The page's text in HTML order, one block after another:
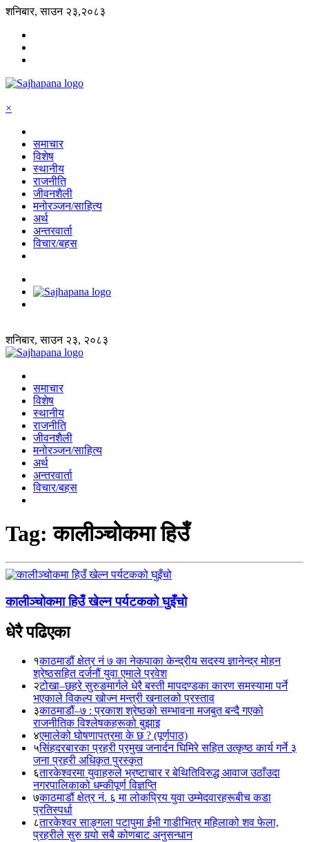
शनिबार, साउन २३,२०८३
×
समाचार
विशेष
स्थानीय
राजनीति
जीवनशैली
मनोरञ्जन/साहित्य
अर्थ
अन्तरवार्ता
विचार/बहस
शनिबार, साउन २३, २०८३
समाचार
विशेष
स्थानीय
राजनीति
जीवनशैली
मनोरञ्जन/साहित्य
अर्थ
अन्तरवार्ता
विचार/बहस
Tag:कालीञ्चोकमा हिउँ
कालीञ्चोकमा हिउँ खेल्न पर्यटकको घुइँचो
धेरै पढिएका
१काठमाडौं क्षेत्र नं ७ का नेकपाका केन्द्रीय सदस्य ज्ञानेन्द्र मोहन
श्रेष्ठसहित दर्जनौं युवा एमाले प्रवेश
२टोखा–छहरे सुरुङमार्गले धेरै बस्ती मापदण्डका कारण समस्यामा पर्ने
भएकाले विकल्प खोज्न मन्त्री खनालको प्रस्ताव
३काठमाडौं–७ : प्रकाश श्रेष्ठको सम्भावना मजबुत बन्दै गएको
राजनीतिक विश्लेषकहरूको बुझाइ
४एमालेको घोषणापत्रमा के छ ? (पूर्णपाठ)
५सिंहदरबारका प्रहरी प्रमुख जनार्दन घिमिरे सहित उत्कृष्ठ कार्य गर्ने ३
जना प्रहरी अधिकृत पुरस्कृत
६तारकेश्वरमा युवाहरुले भ्रष्टाचार र बेथितिविरुद्ध आवाज उठाँउदा
नगरपालिकाको धम्कीपूर्ण विज्ञप्ति
७काठमाडौं क्षेत्र नं. ६ मा लोकप्रिय युवा उम्मेदवारहरूबीच कडा
प्रतिस्पर्धा
८तारकेश्वर साङ्गला पटापुमा ईभी गाडीभित्र महिलाको शव फेला,
प्रहरीले सुरु गर्‍यो सबै कोणबाट अनुसन्धान